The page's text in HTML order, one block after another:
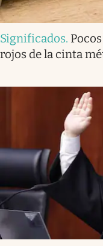
Significados.
rojos de la cinta